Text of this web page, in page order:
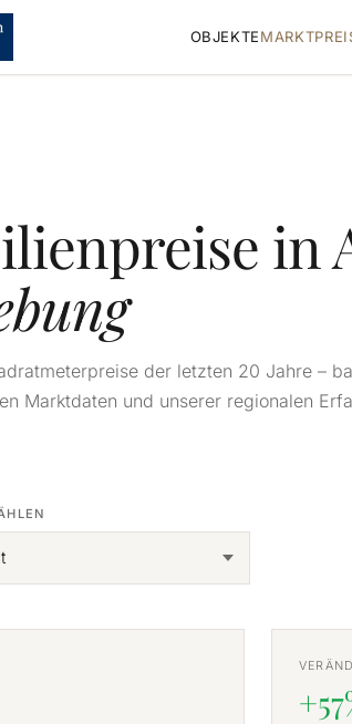
OBJEKTE
in
der letzten 20 Jahre –
Marktdaten und unserer regionalen